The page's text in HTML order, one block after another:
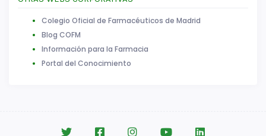
Colegio Oficial de Farmacéuticos de Madrid
Blog COFM
Información para la Farmacia
Portal del Conocimiento